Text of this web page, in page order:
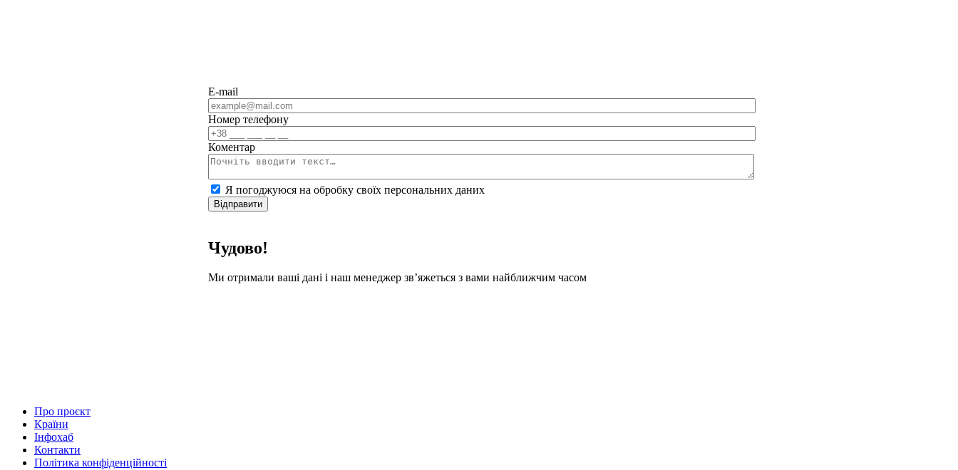
E-mail
Номер телефону
Коментар
Я погоджуюся на обробку своїх персональних даних
Відправити
Чудово!
Ми отримали ваші дані і наш менеджер зв’яжеться з вами найближчим часом
Про проєкт
Країни
Інфохаб
Контакти
Політика конфіденційності